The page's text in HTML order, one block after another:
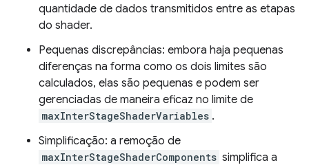
quantidade de dados transmitidos entre as etapas
do shader.
Pequenas discrepâncias: embora haja pequenas
diferenças na forma como os dois limites são
calculados, elas são pequenas e podem ser
gerenciadas de maneira eficaz no limite de
maxInterStageShaderVariables .
Simplificação: a remoção de
maxInterStageShaderComponents simplifica a